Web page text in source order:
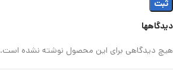
دیدگاهها
هیچ دیدگاهی برای این محصول نوشته نشده است.